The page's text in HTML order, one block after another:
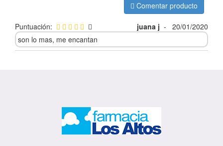
Comentar producto
Puntuación: juana j -
20/01/2020
son lo mas, me encantan